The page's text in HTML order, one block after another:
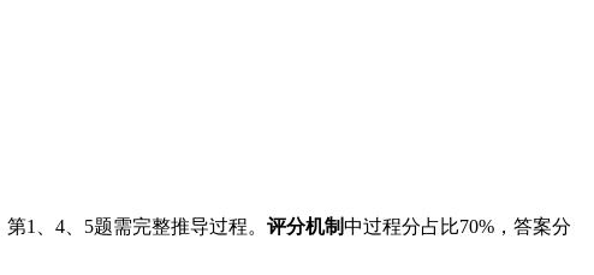
1、4、5题需完整推导过程。 评分机制中过程分占比70%，答案分